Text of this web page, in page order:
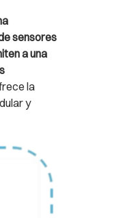
sensores
a una
la
y